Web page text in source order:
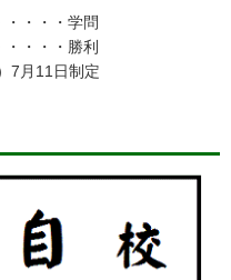
・・・学問
・・・勝利
7月11日制定